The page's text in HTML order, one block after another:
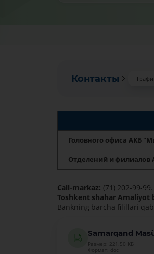
Контакты
Головного офиса АКБ
Отделений и филиалов
Call-markaz: (71) 202-99-99.
Toshkent shahar Amaliyot
Bankning barcha filillari
Samarqand
Размер: 221.50 КБ
Формат: doc